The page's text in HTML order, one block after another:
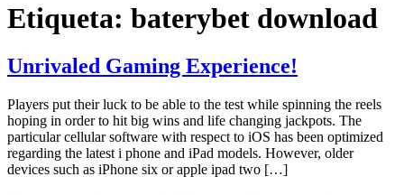
Etiqueta: baterybet download
Unrivaled Gaming Experience!
Players put their luck to be able to the test while spinning the reels
hoping in order to hit big wins and life changing jackpots. The
particular cellular software with respect to iOS has been optimized
regarding the latest i phone and iPad models. However, older
devices such as iPhone six or apple ipad two […]